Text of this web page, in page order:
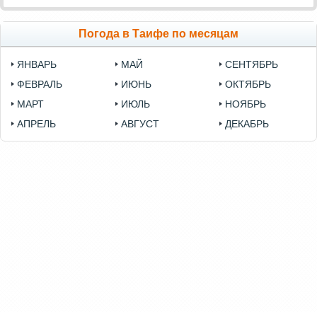
Погода в Таифе по месяцам
ЯНВАРЬ
ФЕВРАЛЬ
МАРТ
АПРЕЛЬ
МАЙ
ИЮНЬ
ИЮЛЬ
АВГУСТ
СЕНТЯБРЬ
ОКТЯБРЬ
НОЯБРЬ
ДЕКАБРЬ